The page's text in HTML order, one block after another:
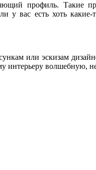
профиль. Такие
у вас есть хоть
или эскизам
интерьеру волшебную,